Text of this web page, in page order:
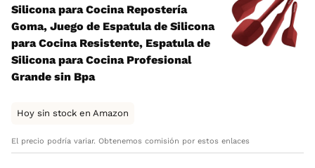
Silicona para Cocina Repostería
Goma, Juego de Espatula de Silicona
para Cocina Resistente, Espatula de
Silicona para Cocina Profesional
Grande sin Bpa
Hoy sin stock en Amazon
El precio podría variar. Obtenemos comisión por estos enlaces